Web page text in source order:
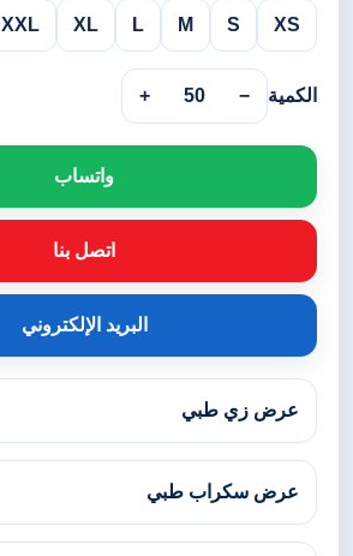
XS
S
M
L
XL
XXL
الكمية −
50
+
واتساب
اتصل بنا
البريد الإلكتروني
عرض زي طبي
عرض سكراب طبي